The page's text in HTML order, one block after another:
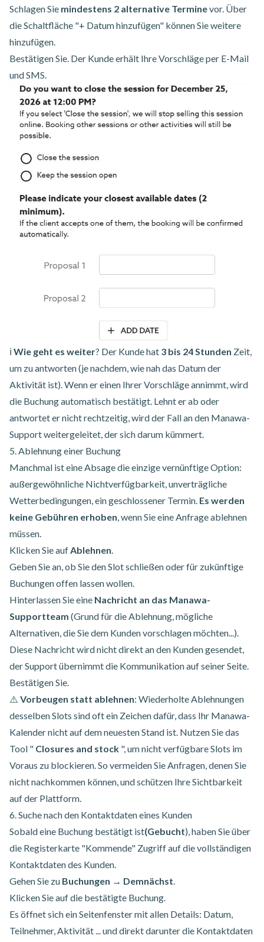
Schlagen Sie mindestens 2 alternative Terminevor. Über
die Schaltfläche "+ Datum hinzufügen" können Sie weitere
hinzufügen.
Bestätigen Sie. Der Kunde erhält Ihre Vorschläge per E-Mail
und SMS.
ℹ️ Wie geht es weiter? Der Kunde hat 3 bis 24 Stunden Zeit,
um zu antworten (je nachdem, wie nah das Datum der
Aktivität ist). Wenn er einen Ihrer Vorschläge annimmt, wird
die Buchung automatisch bestätigt. Lehnt er ab oder
antwortet er nicht rechtzeitig, wird der Fall an den Manawa-
Support weitergeleitet, der sich darum kümmert.
5. Ablehnung einer Buchung
Manchmal ist eine Absage die einzige vernünftige Option:
außergewöhnliche Nichtverfügbarkeit, unverträgliche
Wetterbedingungen, ein geschlossener Termin. Es werden
keine Gebühren erhoben, wenn Sie eine Anfrage ablehnen
müssen.
Klicken Sie aufAblehnen.
Geben Sie an, ob Sie den Slot schließen oder für zukünftige
Buchungen offen lassen wollen.
Hinterlassen Sie eine Nachricht an das Manawa-
Supportteam (Grund für die Ablehnung, mögliche
Alternativen, die Sie dem Kunden vorschlagen möchten...).
Diese Nachricht wird nicht direkt an den Kunden gesendet,
der Support übernimmt die Kommunikation auf seiner Seite.
Bestätigen Sie.
⚠️ Vorbeugen statt ablehnen: Wiederholte Ablehnungen
desselben Slots sind oft ein Zeichen dafür, dass Ihr Manawa-
Kalender nicht auf dem neuesten Stand ist. Nutzen Sie das
Tool " Closures and stock ", um nicht verfügbare Slots im
Voraus zu blockieren. So vermeiden Sie Anfragen, denen Sie
nicht nachkommen können, und schützen Ihre Sichtbarkeit
auf der Plattform.
6. Suche nach den Kontaktdaten eines Kunden
Sobald eine Buchung bestätigt ist(Gebucht), haben Sie über
die Registerkarte "Kommende" Zugriff auf die vollständigen
Kontaktdaten des Kunden.
Gehen Sie zu Buchungen → Demnächst.
Klicken Sie auf die bestätigte Buchung.
Es öffnet sich ein Seitenfenster mit allen Details: Datum,
Teilnehmer, Aktivität ... und direkt darunter die Kontaktdaten